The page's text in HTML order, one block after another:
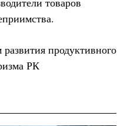
продуктивного
РК